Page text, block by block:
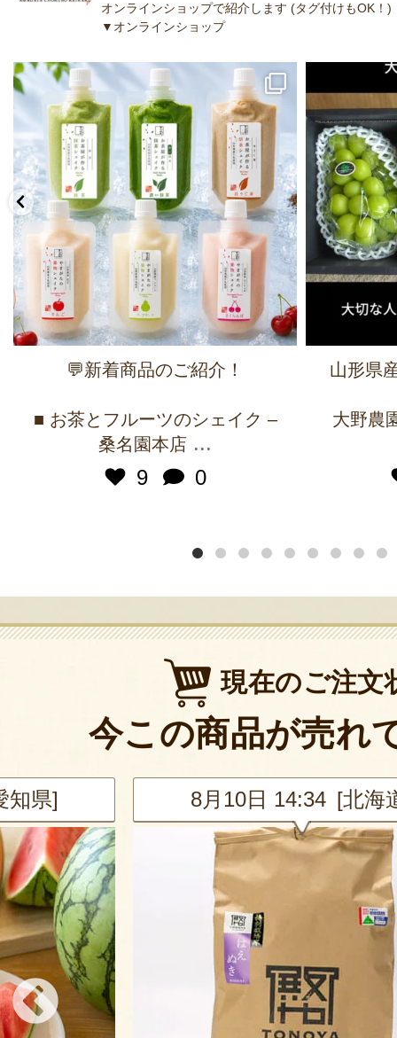
オンラインショップで紹介します (タグ付けもOK！)
▼オンラインショップ
💬新着商品のご紹介！
■ お茶とフルーツのシェイク –
桑名園本店 ...
9
0
山形県
大野農
現在のご注文
今この商品が売れ
海道] 8月10日 14:34 [愛知